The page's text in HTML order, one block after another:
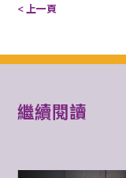
< 上一頁
繼續閱讀